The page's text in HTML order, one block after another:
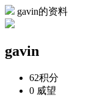
gavin的资料
gavin
62积分
0 威望